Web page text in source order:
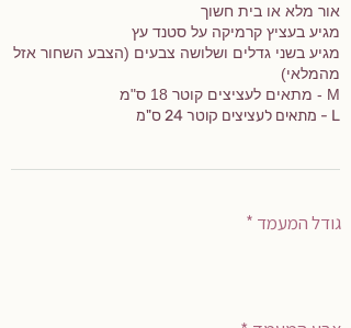
אור מלא או בית חשוך
מגיע בעציץ קרמיקה על סטנד עץ
מגיע בשני גדלים ושלושה צבעים (הצבע השחור אזל
מהמלאי)
M - מתאים לעציצים קוטר 18 ס"מ
L - מתאים לעציצים קוטר 24 ס"מ
גודל המעמד *